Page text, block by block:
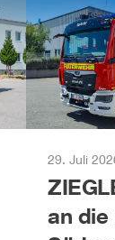
29. Juli
an die